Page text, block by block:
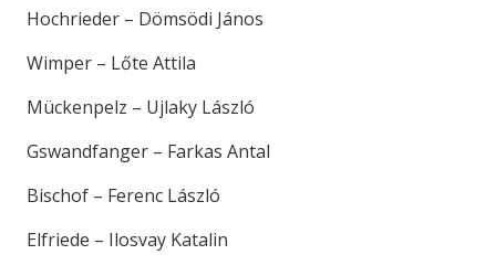
Hochrieder – Dömsödi János
Wimper – Lőte Attila
Mückenpelz – Ujlaky László
Gswandfanger – Farkas Antal
Bischof – Ferenc László
Elfriede – Ilosvay Katalin